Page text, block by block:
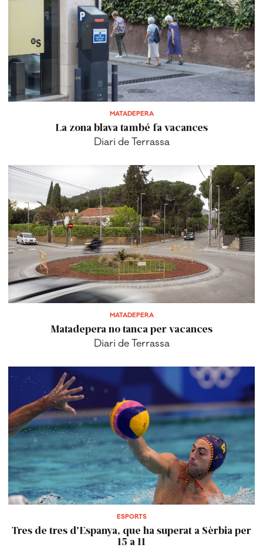
MATADEPERA
La zona blava també fa vacances
Diari de Terrassa
MATADEPERA
Matadepera no tanca per vacances
Diari de Terrassa
ESPORTS
Tres de tres d'Espanya, que ha superat a Sèrbia per
15 a 11
Sergi Estapé